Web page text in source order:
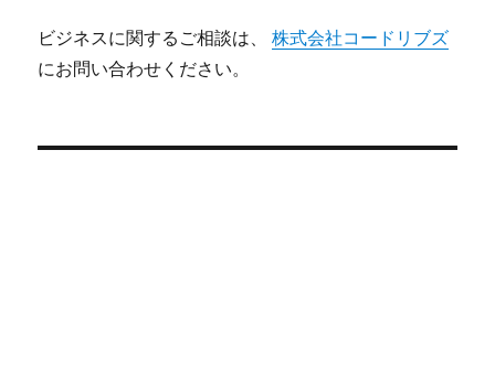
ビジネスに関するご相談は、株式会社コードリブズ
にお問い合わせください。